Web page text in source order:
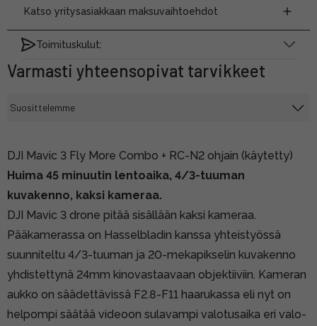
Katso yritysasiakkaan maksuvaihtoehdot
Toimituskulut:
Varmasti yhteensopivat tarvikkeet
DJI Mavic 3 Fly More Combo + RC-N2 ohjain (käytetty)
Huima 45 minuutin lentoaika, 4/3-tuuman
kuvakenno, kaksi kameraa.
DJI Mavic 3 drone pitää sisällään kaksi kameraa.
Pääkamerassa on Hasselbladin kanssa yhteistyössä
suunniteltu 4/3-tuuman ja 20-mekapikselin kuvakenno
yhdistettynä 24mm kinovastaavaan objektiiviin. Kameran
aukko on säädettävissä F2.8-F11 haarukassa eli nyt on
helpompi säätää videoon sulavampi valotusaika eri valo-